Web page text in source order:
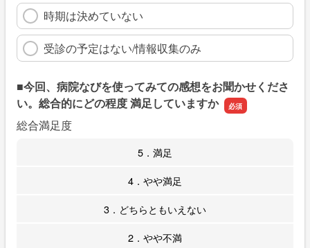
時期は決めていない
受診の予定はない/情報収集のみ
■今回、病院なびを使ってみての感想をお聞かせくださ
い。総合的にどの程度 満足していますか
総合満足度
5．満足
4．やや満足
3．どちらともいえない
2．やや不満